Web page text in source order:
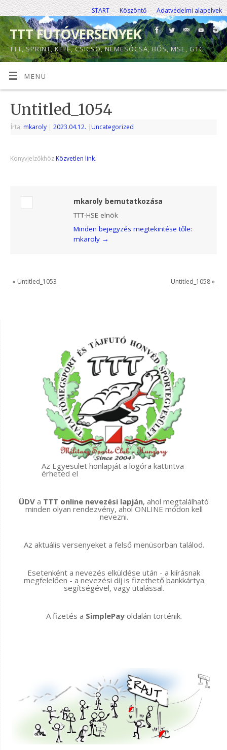
START Köszöntő Adatvédelmi alapelvek
TTT FUTÓVERSENYEK
TTT, SPRINT, KEFE, CSICSÓ, NEMESÓCSA, BŐS, MSE, GTC
MENÜ
Untitled_1054
Írta: mkaroly | 2023.04.12. | Uncategorized
Könyvjelzőkhöz Közvetlen link.
mkaroly bemutatkozása
TTT-HSE elnök
Minden bejegyzés megtekintése tőle:
mkaroly →
« Untitled_1053 Untitled_1058»
Az Egyesület honlapját a logóra kattintva
érheted el
ÜDV a TTT online nevezési lapján, ahol megtalálható
minden olyan rendezvény, ahol ONLINE módon kell
nevezni.
Az aktuális versenyeket a felső menüsorban találod.
Esetenként a nevezés elküldése után - a kiírásnak
megfelelően - a nevezési díj is fizethető bankkártya
segítségével, vagy utalással.
A fizetés a SimplePayoldalán történik.